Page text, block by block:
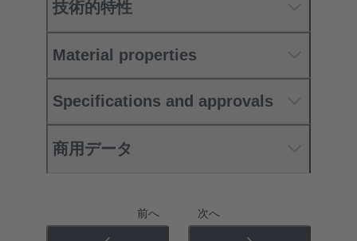
技術的特性
Material properties
Specifications and approvals
商用データ
前へ 次へ